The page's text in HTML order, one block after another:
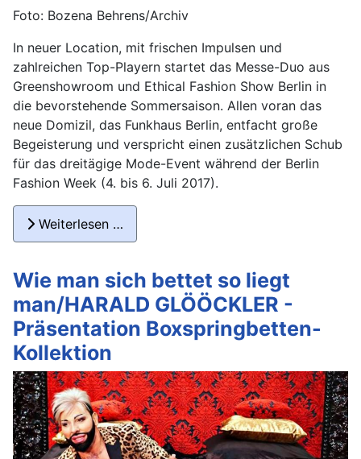
Foto: Bozena Behrens/Archiv
In neuer Location, mit frischen Impulsen und
zahlreichen Top-Playern startet das Messe-Duo aus
Greenshowroom und Ethical Fashion Show Berlin in
die bevorstehende Sommersaison. Allen voran das
neue Domizil, das Funkhaus Berlin, entfacht große
Begeisterung und verspricht einen zusätzlichen Schub
für das dreitägige Mode-Event während der Berlin
Fashion Week (4. bis 6. Juli 2017).
Weiterlesen …
Wie man sich bettet so liegt
man/HARALD GLÖÖCKLER -
Präsentation Boxspringbetten-
Kollektion